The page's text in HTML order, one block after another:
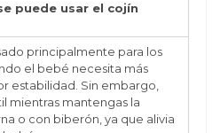
puede usar el cojín
principalmente para los
el bebé necesita más
estabilidad. Sin embargo,
mientras mantengas la
o con biberón, ya que alivia